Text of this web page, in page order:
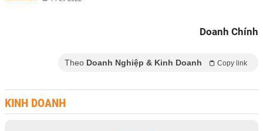
Doanh Chính
Theo Doanh Nghiệp & Kinh Doanh Copy link
KINH DOANH